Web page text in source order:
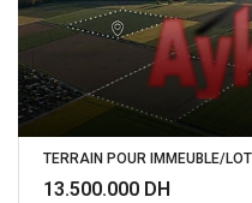
TERRAIN POUR IMMEUBLE/
13.500.000 DH